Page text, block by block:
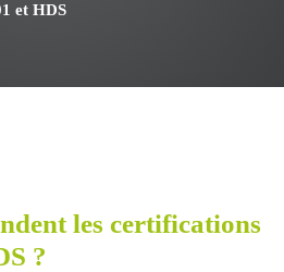
et HDS
les certifications
?